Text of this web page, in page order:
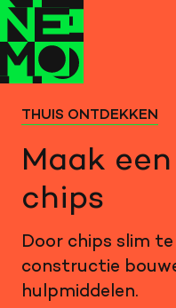
Terug
naar
home
Terug
naar
home
THUIS ONTDEKKEN
Maak
chips
Door chips slim
constructie
hulpmiddelen.